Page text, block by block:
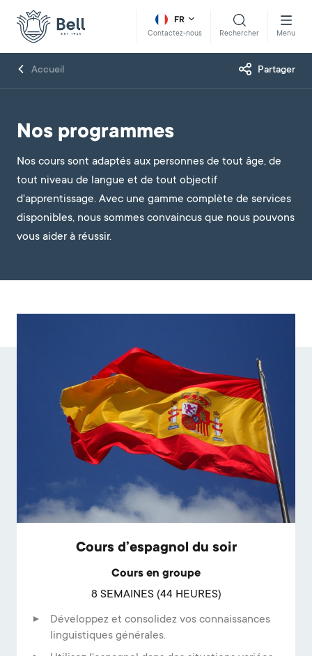
FR
Contactez-nous Rechercher Menu
Accueil Partager
Nos programmes
Nos cours sont adaptés aux personnes de tout âge, de
tout niveau de langue et de tout objectif
d'apprentissage. Avec une gamme complète de services
disponibles, nous sommes convaincus que nous pouvons
vous aider à réussir.
Cours d’espagnol du soir
Cours en groupe
8 SEMAINES (44 HEURES)
Développez et consolidez vos connaissances
linguistiques générales.